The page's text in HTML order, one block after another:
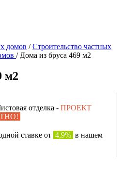
домов /Строительство частных
/ Дома из бруса 469 м2
м2
отделка - ПРОЕКТ
ставке от 4,9% в нашем